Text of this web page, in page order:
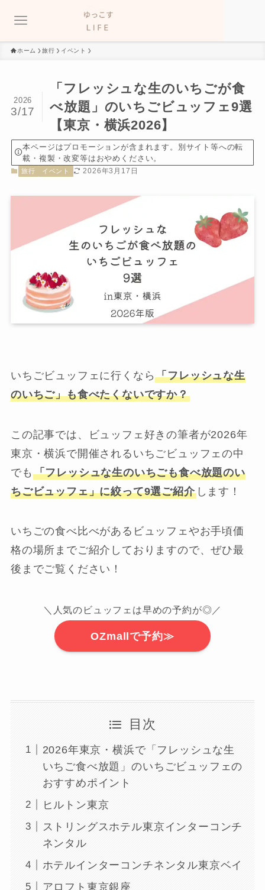
ホーム 旅行 イベント
「フレッシュな生のいちごが食
べ放題」のいちごビュッフェ9選
【東京・横浜2026】
2026
3/17
本ページはプロモーションが含まれます。別サイト等への転
載・複製・改変等はおやめください。
旅行 イベント 2026年3月17日
いちごビュッフェに行くなら「フレッシュな生
のいちご」も食べたくないですか？
この記事では、ビュッフェ好きの筆者が2026年
東京・横浜で開催されるいちごビュッフェの中
でも 「フレッシュな生のいちごも食べ放題のい
ちごビュッフェ」に絞って9選ご紹介します！
いちごの食べ比べがあるビュッフェやお手頃価
格の場所までご紹介しておりますので、ぜひ最
後までご覧ください！
＼人気のビュッフェは早めの予約が◎／
OZmallで予約≫
目次
2026年東京・横浜で「フレッシュな生
いちご食べ放題」のいちごビュッフェの
おすすめポイント
ヒルトン東京
ストリングスホテル東京インターコンチ
ネンタル
ホテルインターコンチネンタル東京ベイ
アロフト東京銀座